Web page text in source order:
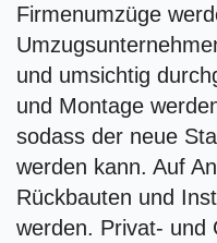
Firmenumzüge
und umsichtig
und Montage
sodass der neue
werden kann. Auf
Rückbauten und
werden. Privat- und